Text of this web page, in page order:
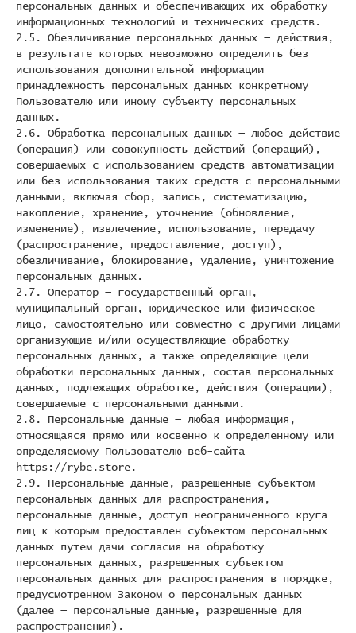
персональных данных и обеспечивающих их обработку
информационных технологий и технических средств.
2.5. Обезличивание персональных данных — действия,
в результате которых невозможно определить без
использования дополнительной информации
принадлежность персональных данных конкретному
Пользователю или иному субъекту персональных
данных.
2.6. Обработка персональных данных — любое действие
(операция) или совокупность действий (операций),
совершаемых с использованием средств автоматизации
или без использования таких средств с персональными
данными, включая сбор, запись, систематизацию,
накопление, хранение, уточнение (обновление,
изменение), извлечение, использование, передачу
(распространение, предоставление, доступ),
обезличивание, блокирование, удаление, уничтожение
персональных данных.
2.7. Оператор — государственный орган,
муниципальный орган, юридическое или физическое
лицо, самостоятельно или совместно с другими лицами
организующие и/или осуществляющие обработку
персональных данных, а также определяющие цели
обработки персональных данных, состав персональных
данных, подлежащих обработке, действия (операции),
совершаемые с персональными данными.
2.8. Персональные данные — любая информация,
относящаяся прямо или косвенно к определенному или
определяемому Пользователю веб-сайта
https://rybe.store.
2.9. Персональные данные, разрешенные субъектом
персональных данных для распространения, —
персональные данные, доступ неограниченного круга
лиц к которым предоставлен субъектом персональных
данных путем дачи согласия на обработку
персональных данных, разрешенных субъектом
персональных данных для распространения в порядке,
предусмотренном Законом о персональных данных
(далее — персональные данные, разрешенные для
распространения).